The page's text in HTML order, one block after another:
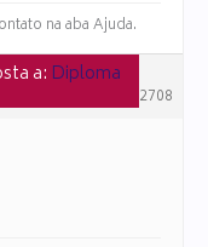
na aba Ajuda.
a: Diploma
#152708